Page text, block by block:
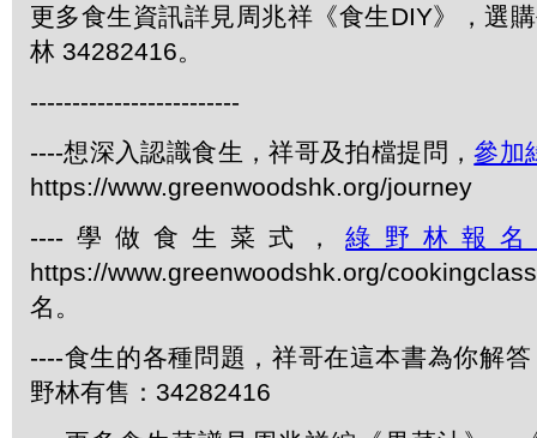
更多食生資訊詳見周兆祥《食生DIY》，選
林 34282416。
-------------------------
----想深入認識食生，祥哥及拍檔提問，參加
https://www.greenwoodshk.org/journey
----學做食生菜式，綠野林報
https://www.greenwoodshk.org/
名。
----食生的各種問題，祥哥在這本書為你解
野林有售：34282416